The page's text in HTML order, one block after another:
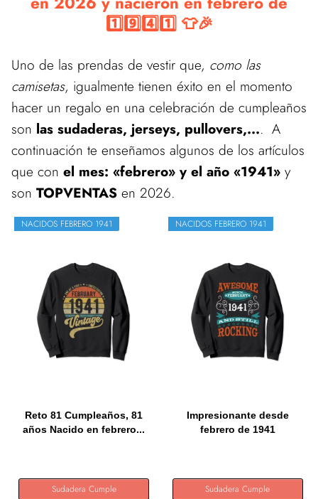
1️⃣9️⃣4️⃣1️⃣ 👕🎉
Uno de las prendas de vestir que, como las
camisetas, igualmente tienen éxito en el momento
hacer un regalo en una celebración de cumpleaños
son las sudaderas, jerseys, pullovers,.... A
continuación te enseñamos algunos de los artículos
que con el mes: «febrero» y el año «1941» y
son TOPVENTAS en 2026.
NACIDOS FEBRERO 1941
Reto 81 Cumpleaños, 81
años Nacido en febrero...
Sudadera Cumple
NACIDOS FEBRERO 1941
Impresionante desde
febrero de 1941
Sudadera Cumple